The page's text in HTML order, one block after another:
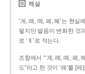
해설
‘계, 례, 몌, 폐, 혜’는 현
렇지만 발음이 변화한 것
로 ‘ㅖ’로 적는다.
조항에서 “‘계, 례, 몌, 폐,
도”라고 한 것이 ‘례’를 [